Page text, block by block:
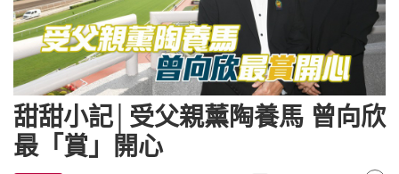
甜甜小記│受父親薰陶養馬 曾向欣
最「賞」開心